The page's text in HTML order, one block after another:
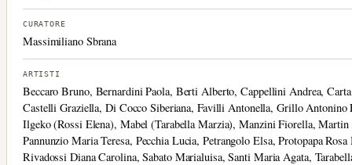
CURATORE
Massimiliano Sbrana
ARTISTI
Beccaro Bruno, Bernardini Paola, Berti Alberto, Cappellini Andrea,
Castelli Graziella, Di Cocco Siberiana, Favilli Antonella, Grillo Antonino
Ilgeko (Rossi Elena), Mabel (Tarabella Marzia), Manzini Fiorella,
Pannunzio Maria Teresa, Pecchia Lucia, Petrangolo Elsa, Protopapa
Rivadossi Diana Carolina, Sabato Marialuisa, Santi Maria Agata,